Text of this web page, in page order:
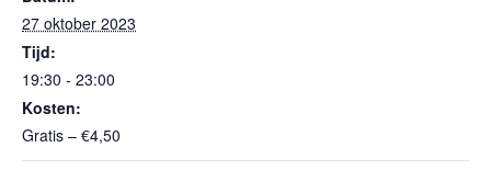
27 oktober 2023
Tijd:
19:30 - 23:00
Kosten:
Gratis – €4,50